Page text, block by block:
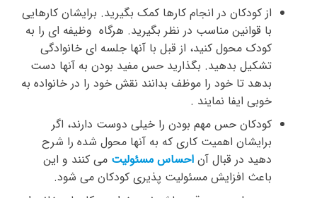
از کودکان در انجام کارها کمک بگیرید. برایشان کارهایی
با قوانین مناسب در نظر بگیرید. هرگاه وظیفه ای را به
کودک محول کنید، از قبل با آنها جلسه ای خانوادگی
تشکیل بدهید. بگذارید حس مفید بودن به آنها دست
بدهد تا خود را موظف بدانند نقش خود را در خانواده به
خوبی ایفا نمایند .
کودکان حس مهم بودن را خیلی دوست دارند، اگر
برایشان اهمیت کاری که به آنها محول شده را شرح
دهید در قبال آن احساس مسئولیت می کنند و این
باعث افزایش مسئولیت پذیری کودکان می شود.